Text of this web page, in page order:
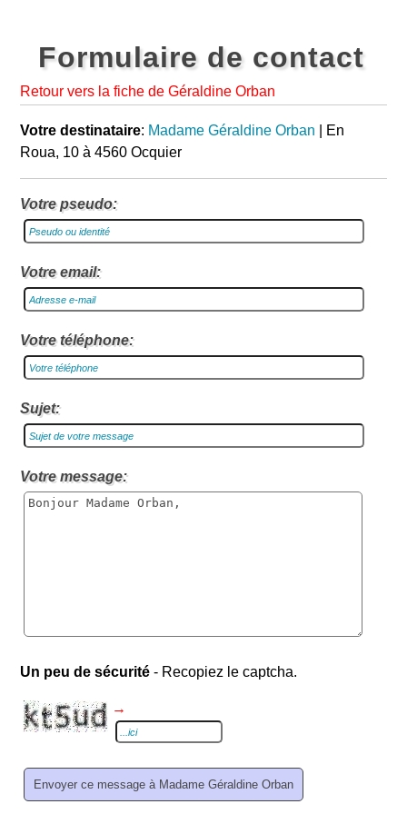
Formulaire de contact
Retour vers la fiche de Géraldine Orban
Votre destinataire: Madame Géraldine Orban | En
Roua, 10 à 4560 Ocquier
Votre pseudo:
Votre email:
Votre téléphone:
Sujet:
Votre message:
Un peu de sécurité - Recopiez le captcha.
→